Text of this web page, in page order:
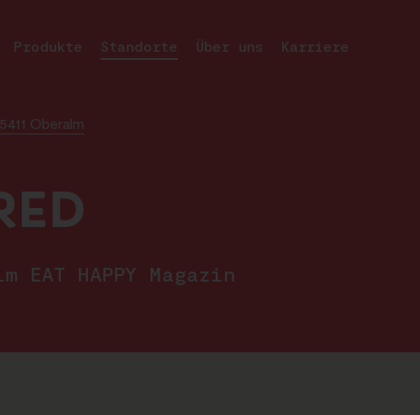
Produkte Standorte Über uns Karriere
Oberalm
HAPPY Magazin